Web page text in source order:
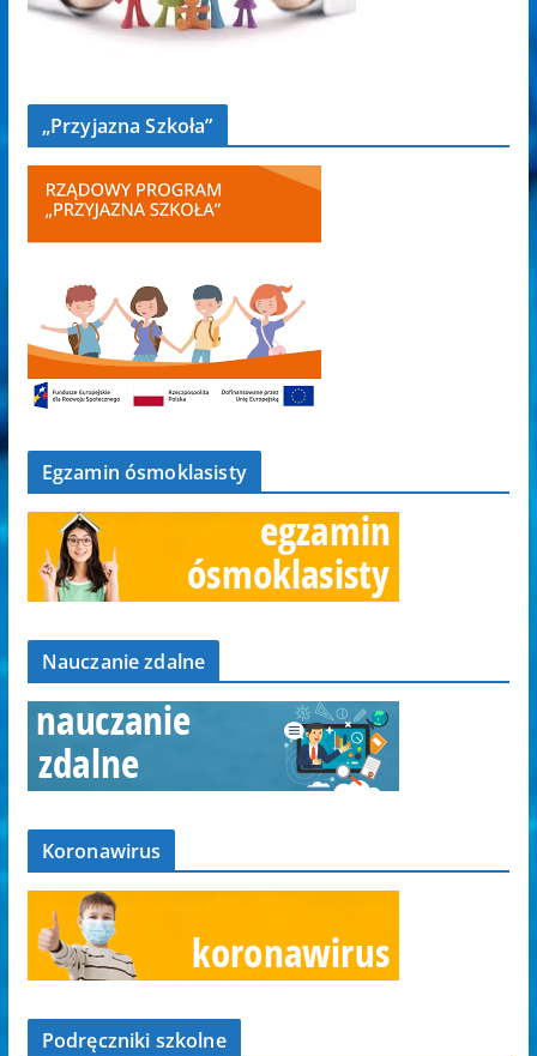
„Przyjazna Szkoła”
Egzamin ósmoklasisty
Nauczanie zdalne
Koronawirus
Podręczniki szkolne